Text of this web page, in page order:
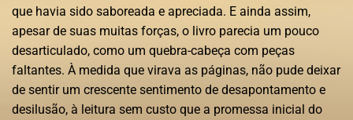
que havia sido saboreada e apreciada. E ainda assim,
apesar de suas muitas forças, o livro parecia um pouco
desarticulado, como um quebra-cabeça com peças
faltantes. À medida que virava as páginas, não pude deixar
de sentir um crescente sentimento de desapontamento e
desilusão, à leitura sem custo que a promessa inicial do